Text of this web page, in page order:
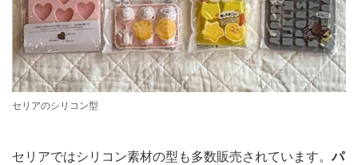
セリアのシリコン型
セリアではシリコン素材の型も多数販売されています。パ